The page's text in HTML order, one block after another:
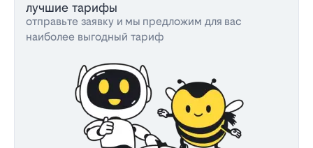
лучшие тарифы
отправьте заявку и мы предложим для вас
наиболее выгодный тариф